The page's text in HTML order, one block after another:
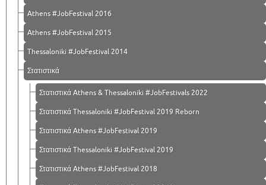
Athens #JobFestival 2016
Athens #JobFestival 2015
Thessaloniki #JobFestival 2014
Στατιστικά
Στατιστικά Athens & Thessaloniki #JobFestivals 2022
Στατιστικά Thessaloniki #JobFestival 2019 Reborn
Στατιστικά Athens #JobFestival 2019
Στατιστικά Thessaloniki #JobFestival 2019
Στατιστικά Athens #JobFestival 2018